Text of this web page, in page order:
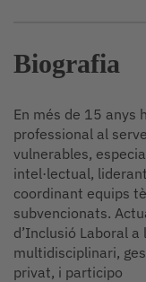
Biografia
En més de 15 anys
professional al
vulnerables,
intel·lectual,
coordinant equips
subvencionats.
d’Inclusió Laboral a
multidisciplinari,
privat, i participo